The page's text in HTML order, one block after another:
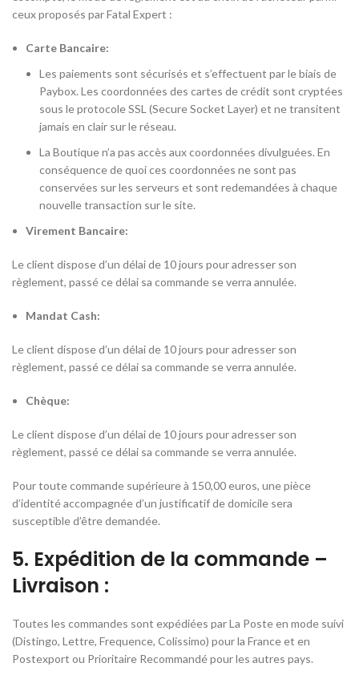
ceux proposés par Fatal Expert :
Carte Bancaire:
Les paiements sont sécurisés et s’effectuent par le biais de
Paybox. Les coordonnées des cartes de crédit sont cryptées
sous le protocole SSL (Secure Socket Layer) et ne transitent
jamais en clair sur le réseau.
La Boutique n’a pas accès aux coordonnées divulguées. En
conséquence de quoi ces coordonnées ne sont pas
conservées sur les serveurs et sont redemandées à chaque
nouvelle transaction sur le site.
Virement Bancaire:
Le client dispose d’un délai de 10 jours pour adresser son
règlement, passé ce délai sa commande se verra annulée.
Mandat Cash:
Le client dispose d’un délai de 10 jours pour adresser son
règlement, passé ce délai sa commande se verra annulée.
Chèque:
Le client dispose d’un délai de 10 jours pour adresser son
règlement, passé ce délai sa commande se verra annulée.
Pour toute commande supérieure à 150,00 euros, une pièce
d’identité accompagnée d’un justificatif de domicile sera
susceptible d’être demandée.
5. Expédition de la commande –
Livraison :
Toutes les commandes sont expédiées par La Poste en mode suivi
(Distingo, Lettre, Frequence, Colissimo) pour la France et en
Postexport ou Prioritaire Recommandé pour les autres pays.